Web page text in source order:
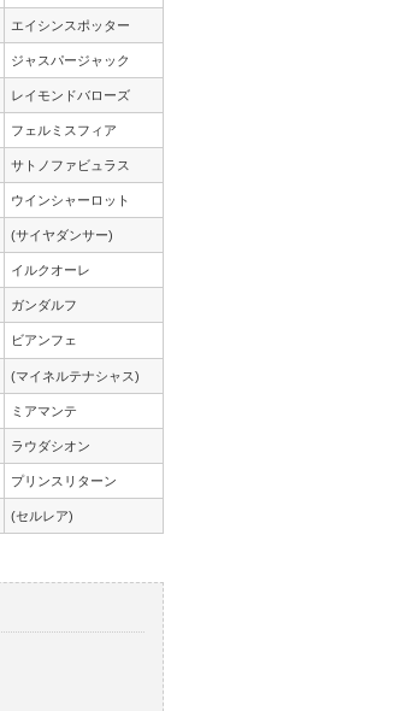
エイシンスポッター
ジャスパージャック
レイモンドバローズ
フェルミスフィア
サトノファビュラス
ウインシャーロット
(サイヤダンサー)
イルクオーレ
ガンダルフ
ビアンフェ
(マイネルテナシャス)
ミアマンテ
ラウダシオン
プリンスリターン
(セルレア)